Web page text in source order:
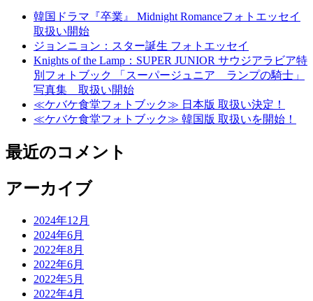
韓国ドラマ『卒業』 Midnight Romanceフォトエッセイ
取扱い開始
ジョンニョン：スター誕生 フォトエッセイ
Knights of the Lamp：SUPER JUNIOR サウジアラビア特
別フォトブック 「スーパージュニア ランプの騎士」
写真集 取扱い開始
≪ケバケ食堂フォトブック≫ 日本版 取扱い決定！
≪ケバケ食堂フォトブック≫ 韓国版 取扱いを開始！
最近のコメント
アーカイブ
2024年12月
2024年6月
2022年8月
2022年6月
2022年5月
2022年4月